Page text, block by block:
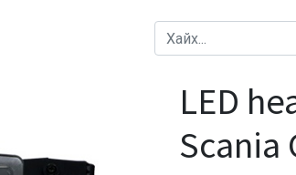
LED
Scania